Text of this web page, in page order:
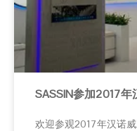
SASSIN参加2017
欢迎参观2017年汉诺